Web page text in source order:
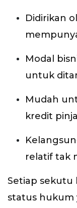
Didirikan
Modal
untuk
Mudah
kredit
relatif tak
Setiap
status hukum